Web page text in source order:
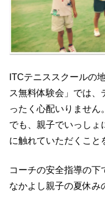
ITCテニススクールの
ス無料体験会」では、
ったく心配いりませ
でも、親子でいっしょ
に触れていただくこと
コーチの安全指導の下
なかよし親子の夏休み